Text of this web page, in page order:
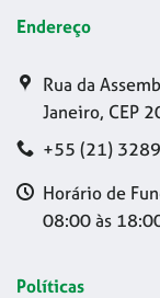
Endereço
Rua da
Janeiro, CEP
+55 (21)
Horário de
08:00 às
Políticas